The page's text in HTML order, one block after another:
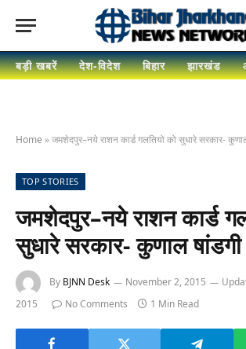
बड़ी खबरें देश-विदेश बिहार झारखंड
Home »जमशेदपुर–नये राशन कार्ड गलतियो को सुधारे सरकार-
TOP STORIES
जमशेदपुर–नये राशन कार्ड
सुधारे सरकार- कुणाल षांडगी
By BJNN Desk November 2, 2015
2015
No Comments 1 Min Read